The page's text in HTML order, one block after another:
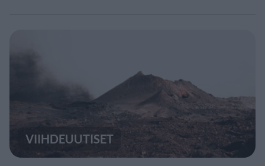
VIIHDEUUTISET